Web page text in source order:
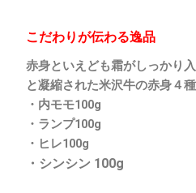
こだわりが伝わる逸品
赤身といえども霜がしっかり
と凝縮された米沢牛の赤身４種
・内モモ100g
・ランプ100g
・ヒレ100g
・シンシン 100g